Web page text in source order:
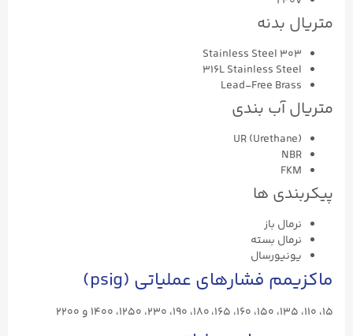
متریال بدنه
303 Stainless Steel
316L Stainless Steel
Lead-Free Brass
متریال آب بندی
UR (Urethane)
NBR
FKM
پیکربندی ها
نرمال باز
نرمال بسته
یونیورسال
ماکزیمم فشارهای عملیاتی (psig)
۱۵، ۱۱۰، ۱۳۵، ۱۵۰، ۱۶۰، ۱۶۵، ۱۸۰، ۱۹۰، ۲۳۰، ۱۲۵۰، ۱۴۰۰ و ۲۲۰۰